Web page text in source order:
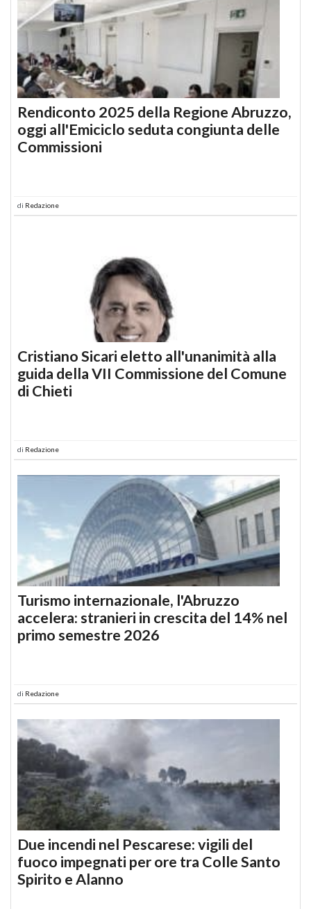
Rendiconto 2025 della Regione Abruzzo,
oggi all'Emiciclo seduta congiunta delle
Commissioni
di Redazione
Cristiano Sicari eletto all'unanimità alla
guida della VII Commissione del Comune
di Chieti
di Redazione
Turismo internazionale, l'Abruzzo
accelera: stranieri in crescita del 14% nel
primo semestre 2026
di Redazione
Due incendi nel Pescarese: vigili del
fuoco impegnati per ore tra Colle Santo
Spirito e Alanno